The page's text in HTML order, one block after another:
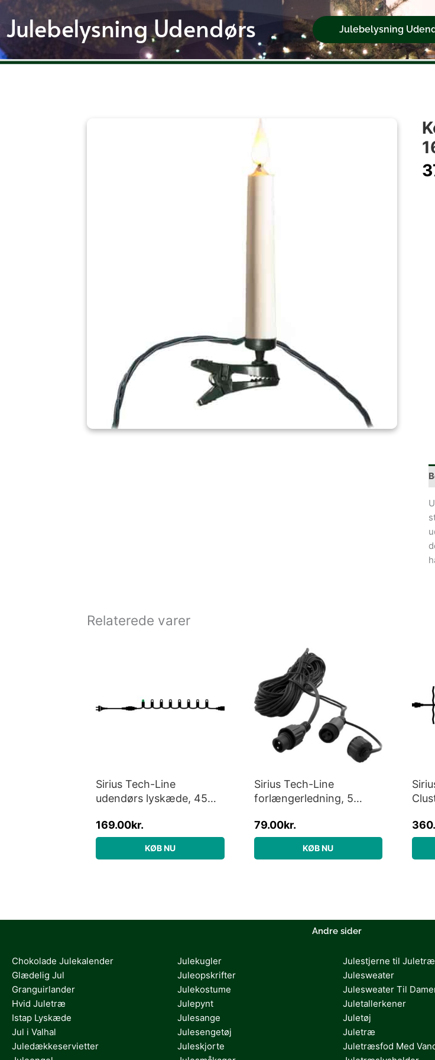
Gå
indholdet
Julebelysning Udendørs Julebelysning
Relaterede varer
Sirius Tech-Line
udendørs lyskæde, 45
meter, startsæt
169.00kr.
KØB NU
Sirius Tech-Line
forlængerledning, 5
79.00kr.
KØB NU
lys,
Andre sider
Chokolade Julekalender
Glædelig Jul
Granguirlander
Hvid Juletræ
Istap Lyskæde
Jul i Valhal
Juledækkeservietter
Julekugler
Juleopskrifter
Julekostume
Julepynt
Julesange
Julesengetøj
Juleskjorte
Julestjerne til Juletræ
Julesweater
Julesweater Til
Juletallerkener
Juletøj
Juletræ
Juletræsfod Med